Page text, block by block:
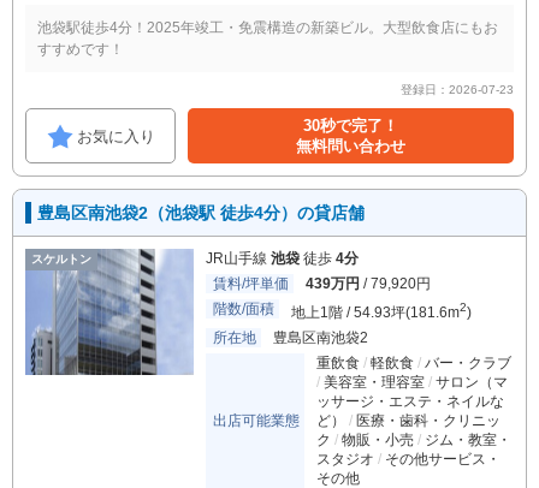
池袋駅徒歩4分！2025年竣工・免震構造の新築ビル。大型飲食店にもお
すすめです！
登録日：2026-07-23
お気に入り
30秒で完了！
無料問い合わせ
豊島区南池袋2（池袋駅 徒歩4分）の貸店舗
スケルトン JR山手線 池袋 徒歩 4分
賃料/坪単価
439万円 / 79,920円
階数/面積
地上1階 / 54.93坪(181.6m2)
所在地
豊島区南池袋2
出店可能業態
重飲食 軽飲食
バー・クラブ
美容室・理容室
サロン（マ
ッサージ・エステ・ネイルな
ど）
医療・歯科・クリニッ
ク
物販・小売
ジム・教室・
スタジオ
その他サービス・
その他